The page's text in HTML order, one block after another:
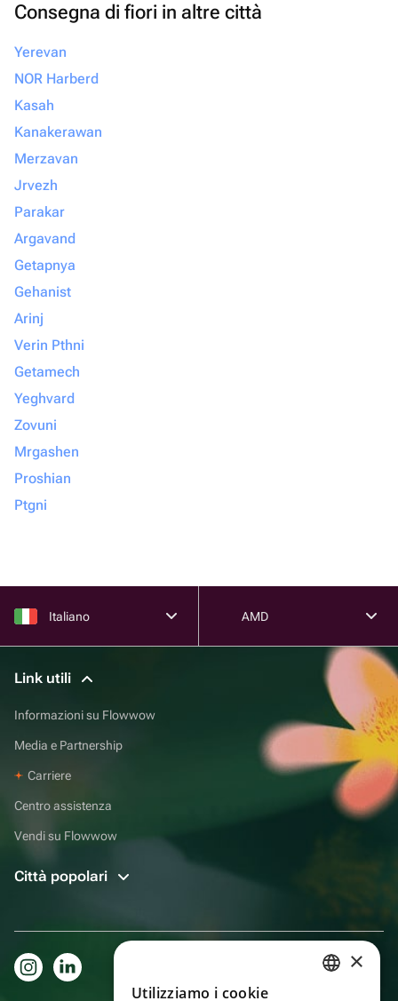
Consegna di fiori in altre città
Yerevan
NOR Harberd
Kasah
Kanakerawan
Merzavan
Jrvezh
Parakar
Argavand
Getapnya
Gehanist
Arinj
Verin Pthni
Getamech
Yeghvard
Zovuni
Mrgashen
Proshian
Ptgni
Italiano AMD
Link utili
Informazioni su Flowwow
Media e Partnership
Carriere
Centro assistenza
Vendi su Flowwow
Città popolari
×
Utilizziamo i cookie